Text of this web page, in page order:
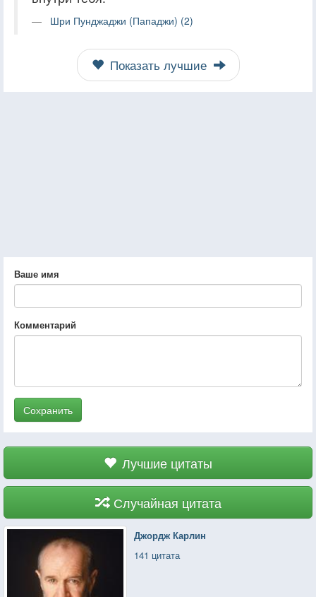
Шри Пунджаджи (Пападжи) (2)
Показать лучшие
Ваше имя
Комментарий
Сохранить
Лучшие цитаты
Случайная цитата
Джордж Карлин
141 цитата